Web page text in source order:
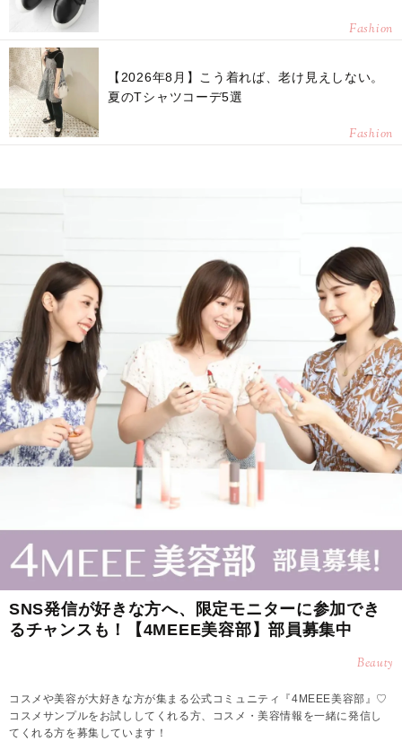
Fashion
【2026年8月】こう着れば、老け見えしない。
夏のTシャツコーデ5選
Fashion
SNS発信が好きな方へ、限定モニターに参加でき
るチャンスも！【4MEEE美容部】部員募集中
Beauty
コスメや美容が大好きな方が集まる公式コミュニティ『4MEEE美容部』♡
コスメサンプルをお試ししてくれる方、コスメ・美容情報を一緒に発信し
てくれる方を募集しています！